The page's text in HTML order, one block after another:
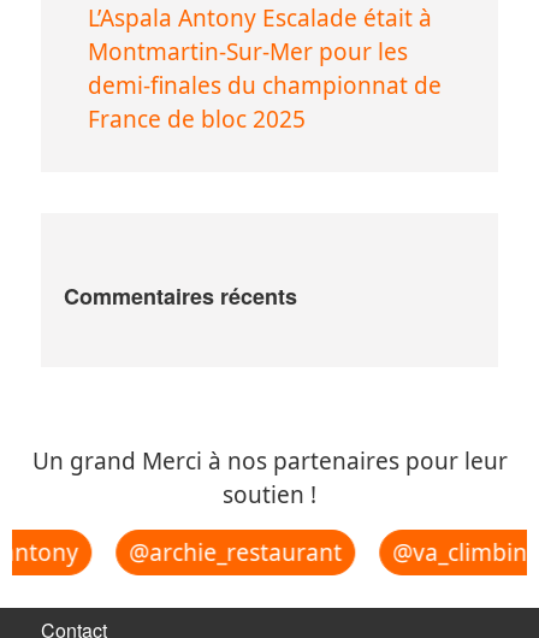
L’Aspala Antony Escalade était à
Montmartin-Sur-Mer pour les
demi-finales du championnat de
France de bloc 2025
Commentaires récents
Un grand Merci à nos partenaires pour leur
soutien !
@archie_restaurant
Contact